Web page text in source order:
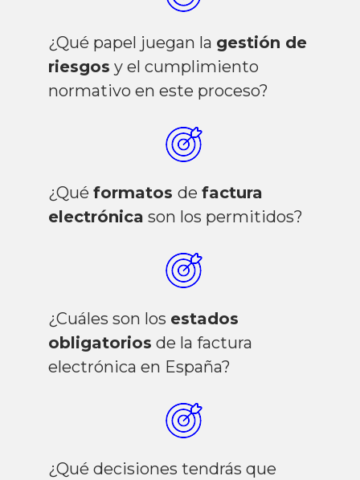
¿Qué papel juegan la gestión de
riesgos y el cumplimiento
normativo en este proceso?
¿Qué formatos de factura
electrónica son los permitidos?
¿Cuáles son los estados
obligatorios de la factura
electrónica en España?
¿Qué decisiones tendrás que